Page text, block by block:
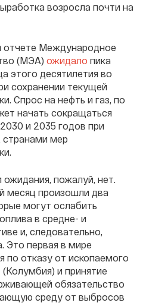
возросла почти на
Международное
(МЭА) ожидало пика
этого десятилетия во
сохранении текущей
Спрос на нефть и газ, по
начать сокращаться
и 2035 годов при
странами мер
ожидания, пожалуй, нет.
месяц произошли два
могут ослабить
в средне- и
и, следовательно,
Это первая в мире
по отказу от ископаемого
и принятие
обязательство
среду от выбросов